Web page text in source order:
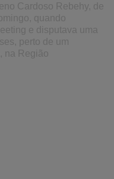
Cardoso Rebehy, de
quando
e disputava uma
perto de um
na Região